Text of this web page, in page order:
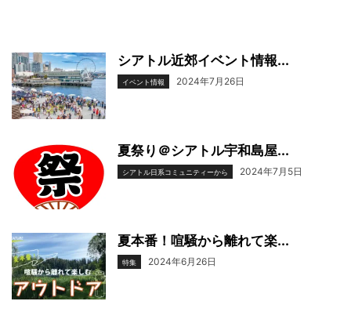
シアトル近郊イベント情報...
イベント情報 2024年7月26日
夏祭り＠シアトル宇和島屋...
シアトル日系コミュニティーから 2024年7月5日
夏本番！喧騒から離れて楽...
特集 2024年6月26日